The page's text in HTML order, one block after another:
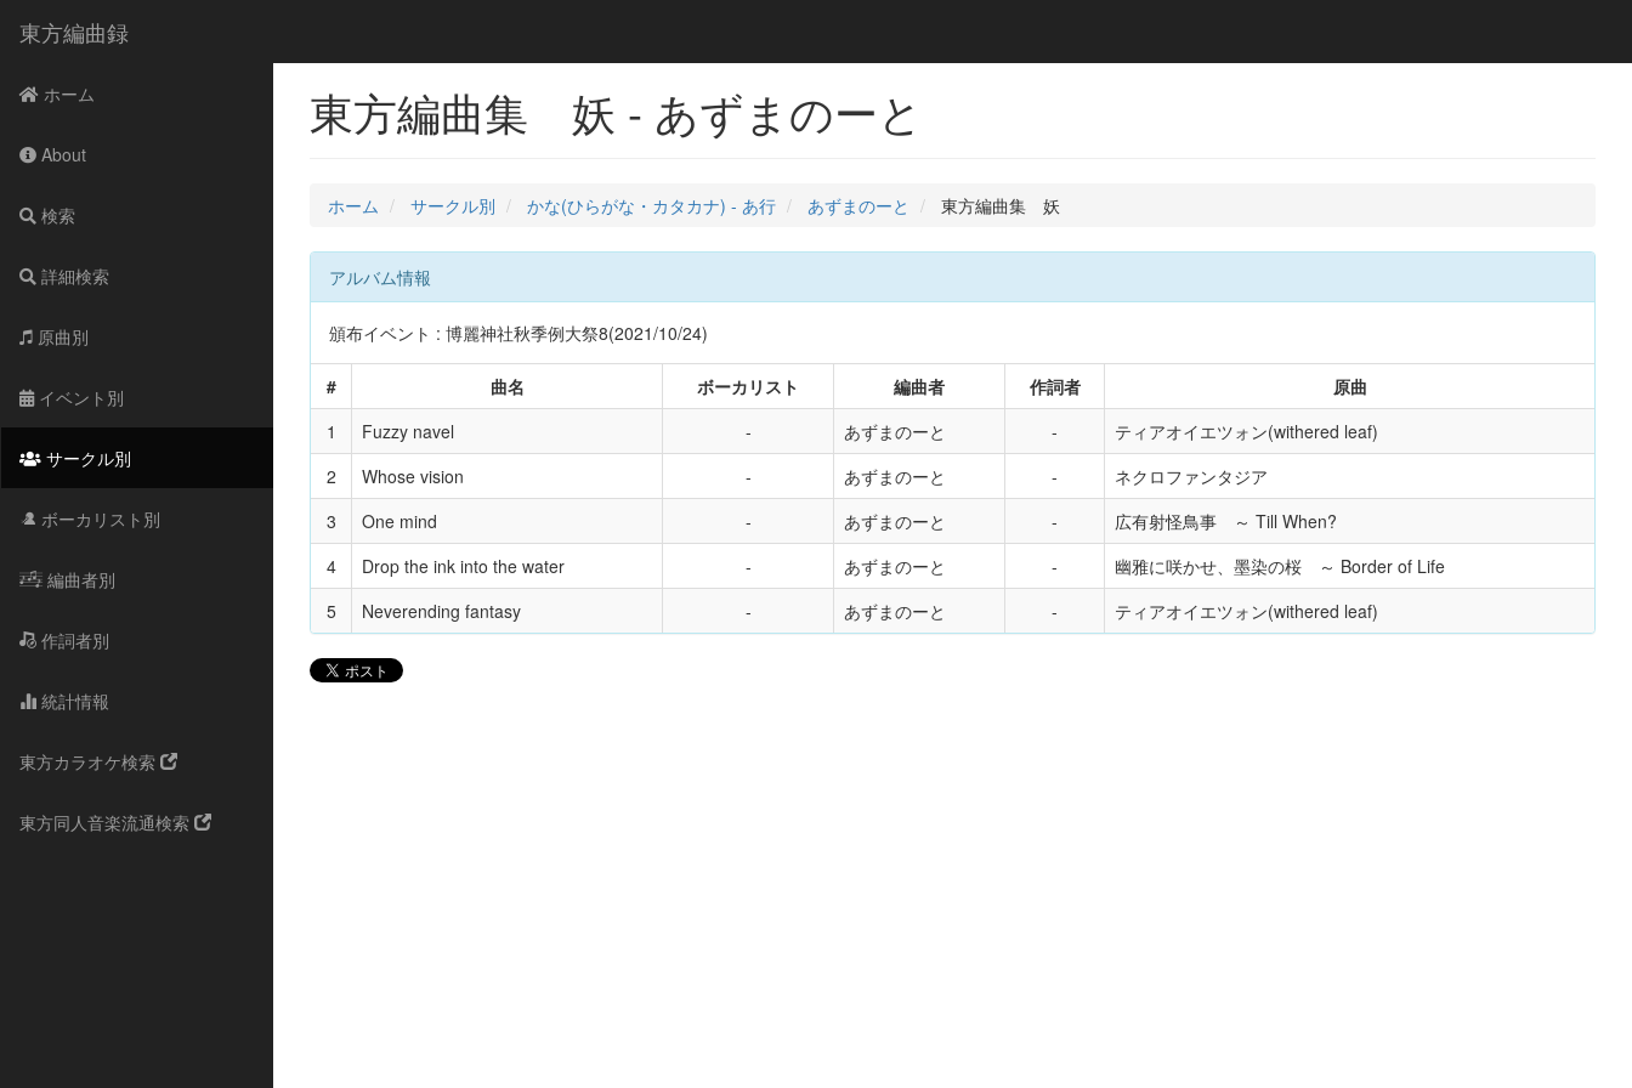
東方編曲録
ホーム
About
検索
詳細検索
原曲別
イベント別
サークル別
ボーカリスト別
編曲者別
作詞者別
統計情報
東方カラオケ検索
東方同人音楽流通検索
東方編曲集 妖 - あずまのーと
ホーム サークル別 かな(ひらがな・カタカナ) - あ行 あずまのーと 東方編曲集 妖
アルバム情報
頒布イベント : 博麗神社秋季例大祭8(2021/10/24)
# 曲名 ボーカリスト 編曲者 作詞者
原曲
1
Fuzzy navel あずまのーと
ティアオイエツォン(withered leaf)
2
Whose vision あずまのーと
ネクロファンタジア
3
One mind あずまのーと
広有射怪鳥事 ～ Till When?
4
Drop the ink into the water あずまのーと
幽雅に咲かせ、墨染の桜 ～ Border of Life
5
Neverending fantasy あずまのーと ティアオイエツォン(withered leaf)